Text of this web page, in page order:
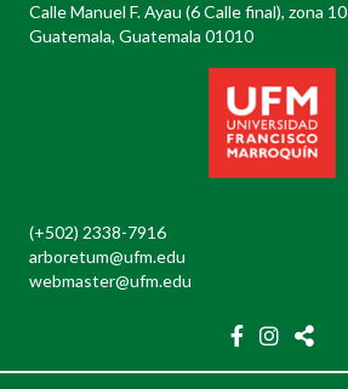
Calle Manuel F. Ayau (6 Calle final), zona 10
Guatemala, Guatemala 01010
(+502) 2338-7916
arboretum@ufm.edu
webmaster@ufm.edu